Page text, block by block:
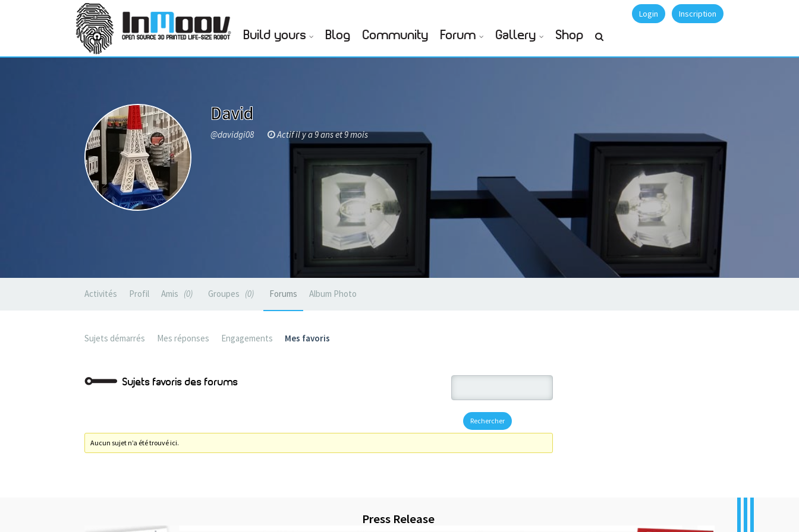
Login Inscription
Build yours Blog Community Forum Gallery Shop
David
@davidgi08 Actif il y a 9 ans et 9 mois
Activités Profil Amis 0 Groupes 0 Forums Album Photo
Sujets démarrés Mes réponses Engagements Mes favoris
Sujets favoris des forums
Aucun sujet n’a été trouvé ici.
Press Release